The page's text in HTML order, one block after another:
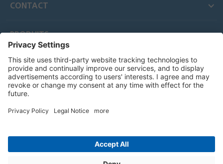
CONTACT
PRODUITS
LIENS RAPIDES
SERVICES